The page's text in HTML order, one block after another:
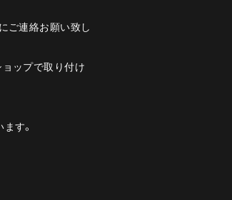
ご連絡お願い致し
ップで取り付け
す。